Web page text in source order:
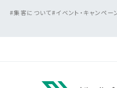
#集客について#イベント・キャンペー